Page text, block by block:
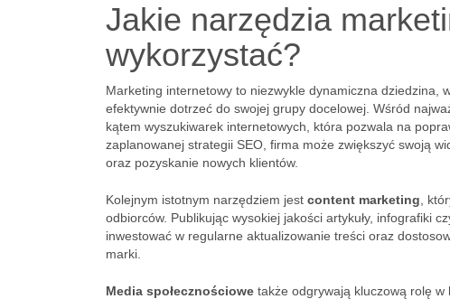
Jakie narzędzia
wykorzystać?
Marketing internetowy to niezwykle dynamiczna
efektywnie dotrzeć do swojej grupy docelowej. Wśród
kątem wyszukiwarek internetowych, która pozwala na
zaplanowanej strategii SEO, firma może zwiększyć swoją
oraz pozyskanie nowych klientów.
Kolejnym istotnym narzędziem jest content marketing ,
odbiorców. Publikując wysokiej jakości artykuły, infografiki
inwestować w regularne aktualizowanie treści oraz
marki.
Media społecznościowe także odgrywają kluczową rolę w